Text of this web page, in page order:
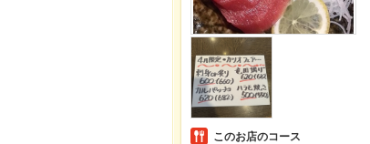
このお店のコース